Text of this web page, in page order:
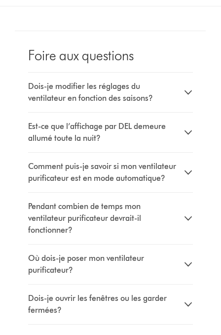
Foire aux questions
Dois-je modifier les réglages du
ventilateur en fonction des saisons?
Est-ce que l’affichage par DEL demeure
allumé toute la nuit?
Comment puis-je savoir si mon ventilateur
purificateur est en mode automatique?
Pendant combien de temps mon
ventilateur purificateur devrait-il
fonctionner?
Où dois-je poser mon ventilateur
purificateur?
Dois-je ouvrir les fenêtres ou les garder
fermées?